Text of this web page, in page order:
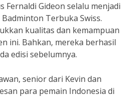
Fernaldi Gideon selalu menjadi
Terbuka Swiss.
kualitas dan kemampuan
ini. Bahkan, mereka berhasil
edisi sebelumnya.
senior dari Kevin dan
para pemain Indonesia di